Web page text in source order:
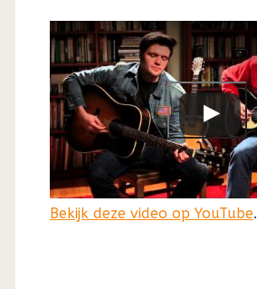
Bekijk deze video op YouTube.